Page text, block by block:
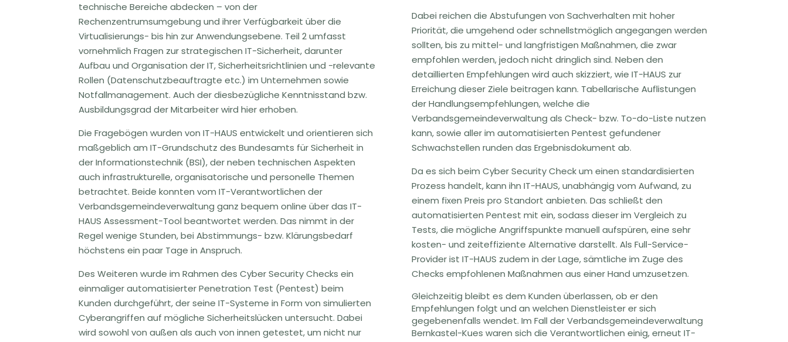
technische Bereiche abdecken – von der
Rechenzentrumsumgebung und ihrer Verfügbarkeit über die
Virtualisierungs- bis hin zur Anwendungsebene. Teil 2 umfasst
vornehmlich Fragen zur strategischen IT-Sicherheit, darunter
Aufbau und Organisation der IT, Sicherheitsrichtlinien und -relevante
Rollen (Datenschutzbeauftragte etc.) im Unternehmen sowie
Notfallmanagement. Auch der diesbezügliche Kenntnisstand bzw.
Ausbildungsgrad der Mitarbeiter wird hier erhoben.
Die Fragebögen wurden von IT-HAUS entwickelt und orientieren sich
maßgeblich am IT-Grundschutz des Bundesamts für Sicherheit in
der Informationstechnik (BSI), der neben technischen Aspekten
auch infrastrukturelle, organisatorische und personelle Themen
betrachtet. Beide konnten vom IT-Verantwortlichen der
Verbandsgemeindeverwaltung ganz bequem online über das IT-
HAUS Assessment-Tool beantwortet werden. Das nimmt in der
Regel wenige Stunden, bei Abstimmungs- bzw. Klärungsbedarf
höchstens ein paar Tage in Anspruch.
Des Weiteren wurde im Rahmen des Cyber Security Checks ein
einmaliger automatisierter Penetration Test (Pentest) beim
Kunden durchgeführt, der seine IT-Systeme in Form von simulierten
Cyberangriffen auf mögliche Sicherheitslücken untersucht. Dabei
wird sowohl von außen als auch von innen getestet, um nicht nur
Dabei reichen die Abstufungen von Sachverhalten mit hoher
Priorität, die umgehend oder schnellstmöglich angegangen werden
sollten, bis zu mittel- und langfristigen Maßnahmen, die zwar
empfohlen werden, jedoch nicht dringlich sind. Neben den
detaillierten Empfehlungen wird auch skizziert, wie IT-HAUS zur
Erreichung dieser Ziele beitragen kann. Tabellarische Auflistungen
der Handlungsempfehlungen, welche die
Verbandsgemeindeverwaltung als Check- bzw. To-do-Liste nutzen
kann, sowie aller im automatisierten Pentest gefundener
Schwachstellen runden das Ergebnisdokument ab.
Da es sich beim Cyber Security Check um einen standardisierten
Prozess handelt, kann ihn IT-HAUS, unabhängig vom Aufwand, zu
einem fixen Preis pro Standort anbieten. Das schließt den
automatisierten Pentest mit ein, sodass dieser im Vergleich zu
Tests, die mögliche Angriffspunkte manuell aufspüren, eine sehr
kosten- und zeiteffiziente Alternative darstellt. Als Full-Service-
Provider ist IT-HAUS zudem in der Lage, sämtliche im Zuge des
Checks empfohlenen Maßnahmen aus einer Hand umzusetzen.
Gleichzeitig bleibt es dem Kunden überlassen, ob er den
Empfehlungen folgt und an welchen Dienstleister er sich
gegebenenfalls wendet. Im Fall der Verbandsgemeindeverwaltung
Bernkastel-Kues waren sich die Verantwortlichen einig, erneut IT-